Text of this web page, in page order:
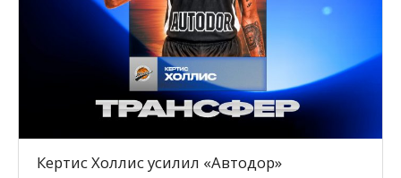
Кертис Холлис усилил «Автодор»